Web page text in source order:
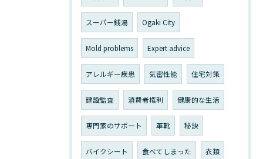
スーパー銭湯 Ogaki City
Mold problems Expert advice
アレルギー疾患 気密性能 住宅対策
建設監査 消費者権利 健康的な生活
専門家のサポート 革靴 秘訣
バイクシート 食べてしまった 衣類